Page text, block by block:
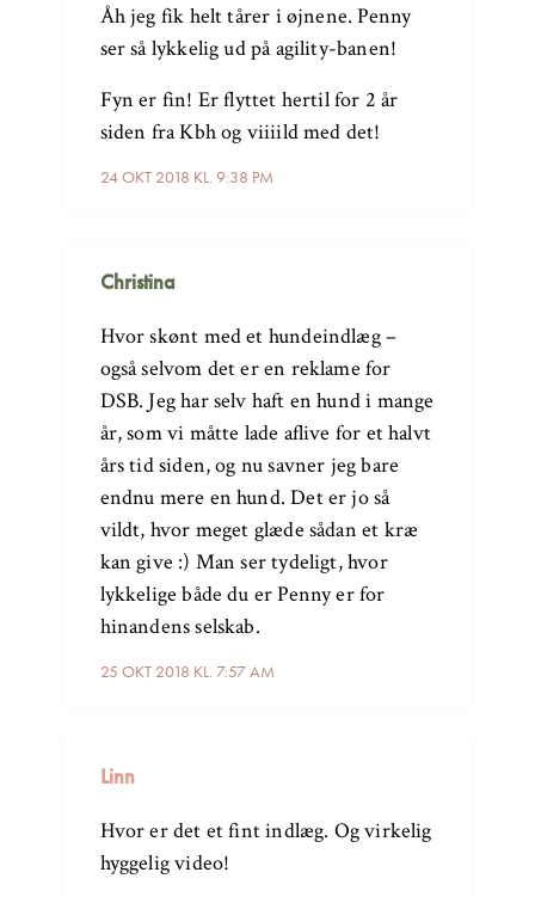
24 OKT 2018 KL. 9:38 PM
Åh jeg fik helt tårer i øjnene. Penny
ser så lykkelig ud på agility-banen!
Fyn er fin! Er flyttet hertil for 2 år
siden fra Kbh og viiiild med det!
Christina
25 OKT 2018 KL. 7:57 AM
Hvor skønt med et hundeindlæg –
også selvom det er en reklame for
DSB. Jeg har selv haft en hund i mange
år, som vi måtte lade aflive for et halvt
års tid siden, og nu savner jeg bare
endnu mere en hund. Det er jo så
vildt, hvor meget glæde sådan et kræ
kan give :) Man ser tydeligt, hvor
lykkelige både du er Penny er for
hinandens selskab.
Linn
Hvor er det et fint indlæg. Og virkelig
hyggelig video!